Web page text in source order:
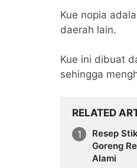
Kue nopia
daerah lain.
Kue ini dibuat
sehingga
RELATED
Resep
Goreng
Alami